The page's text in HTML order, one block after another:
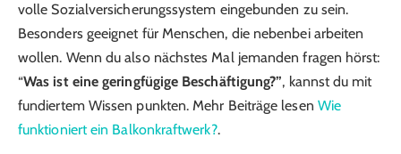
volle Sozialversicherungssystem eingebunden zu sein.
Besonders geeignet für Menschen, die nebenbei arbeiten
wollen. Wenn du also nächstes Mal jemanden fragen hörst:
“Was ist eine geringfügige Beschäftigung?”, kannst du mit
fundiertem Wissen punkten. Mehr Beiträge lesen Wie
funktioniert ein Balkonkraftwerk?.